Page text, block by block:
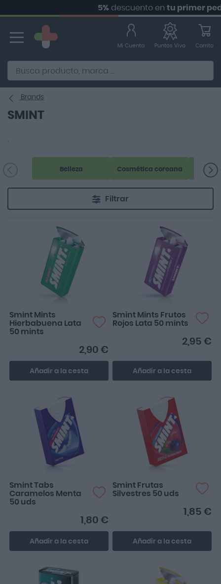
descuento entu primer
contenido
Alternative to Doofinder Ecommerce Search
Mi Cuenta Puntos Vivo Carrito
Brands
SMINT
.
Belleza Cosmética coreana
Filtrar
Smint Mints
Hierbabuena Lata
50 mints
2,90 €
Añadir a la cesta
Smint Mints Frutos
Rojos Lata 50 mints
2,95 €
Añadir a la cesta
Smint Tabs
Caramelos Menta
50 uds
1,80 €
Añadir a la cesta
Smint Frutas
Silvestres 50 uds
1,85 €
Añadir a la cesta